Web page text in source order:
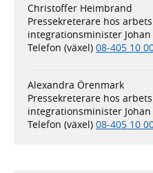
Christoffer Heimbrand
Pressekreterare hos
integrationsminister Johan
Telefon (växel) 08-405 10
Alexandra Örenmark
Pressekreterare hos
integrationsminister Johan
Telefon (växel) 08-405 10